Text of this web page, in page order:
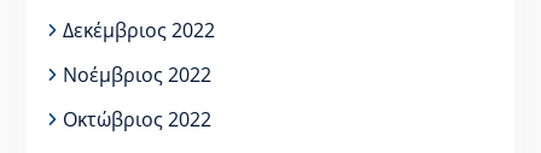
Δεκέμβριος 2022
Νοέμβριος 2022
Οκτώβριος 2022